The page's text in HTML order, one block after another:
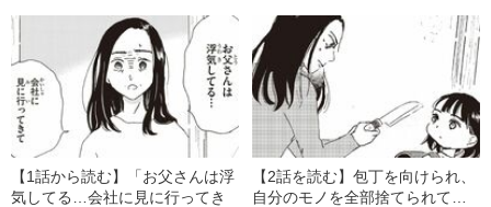
【1話から読む】「お父さんは浮
気してる…会社に見に行ってき
【2話を読む】包丁を向けられ、
自分のモノを全部捨てられて…